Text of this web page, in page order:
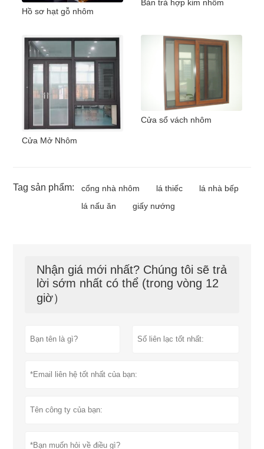
Hồ sơ hạt gỗ nhôm
Bàn trà hợp kim nhôm
Cửa Mở Nhôm
Cửa sổ vách nhôm
Tag sản phẩm: cổng nhà nhôm lá thiếc
lá nhà bếp
lá nấu ăn
giấy nướng
Nhận giá mới nhất? Chúng tôi sẽ trả
lời sớm nhất có thể (trong vòng 12
giờ）